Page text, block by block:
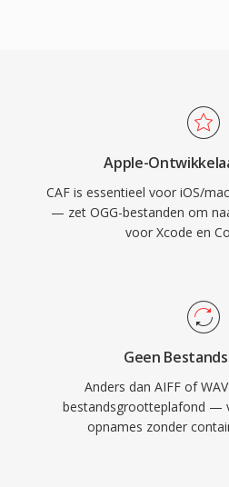
native ondersteuning op
low-latency weergave
professionele applicaties
Cut Pro. Voor Apple-
zowel veelzijdigheid als
Apple-
CAF is essentieel voor iOS/
— zet OGG-bestanden om
voor Xcode en
Geen
Anders dan AIFF of
bestandsgrootteplafond —
opnames zonder